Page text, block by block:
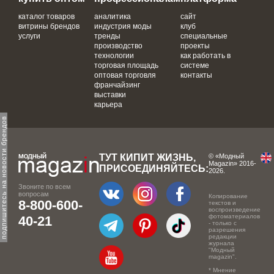
подпишитесь на новости брендов
каталог товаров
витрины брендов
услуги
аналитика
индустрия моды
тренды
производство
технологии
торговая площадь
оптовая торговля
франчайзинг
выставки
карьера
сайт
клуб
специальные
проекты
как работать в
системе
контакты
Звоните по всем
вопросам
8-800-600-
40-21
ТУТ КИПИТ ЖИЗНЬ,
ПРИСОЕДИНЯЙТЕСЬ:
© «Модный
Magazin» 2016-
2026.
Копирование
текстов и
воспроизведение
фотоматериалов
- только с
разрешения
редакции
журнала
"Модный
magazin".
* Мнение